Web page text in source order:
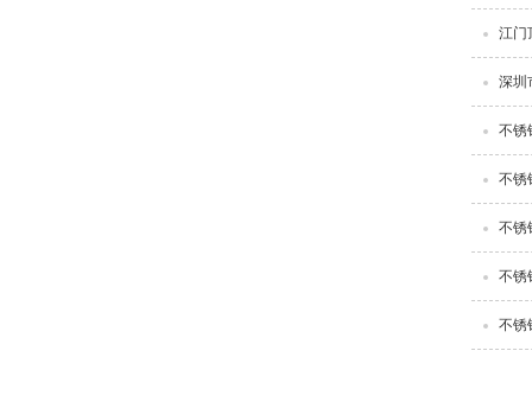
江门
深圳
不锈
不锈
不锈
不锈
不锈